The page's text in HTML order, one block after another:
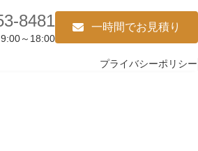
8481
～18:00
一時間でお見積り
プライバシーポリシー